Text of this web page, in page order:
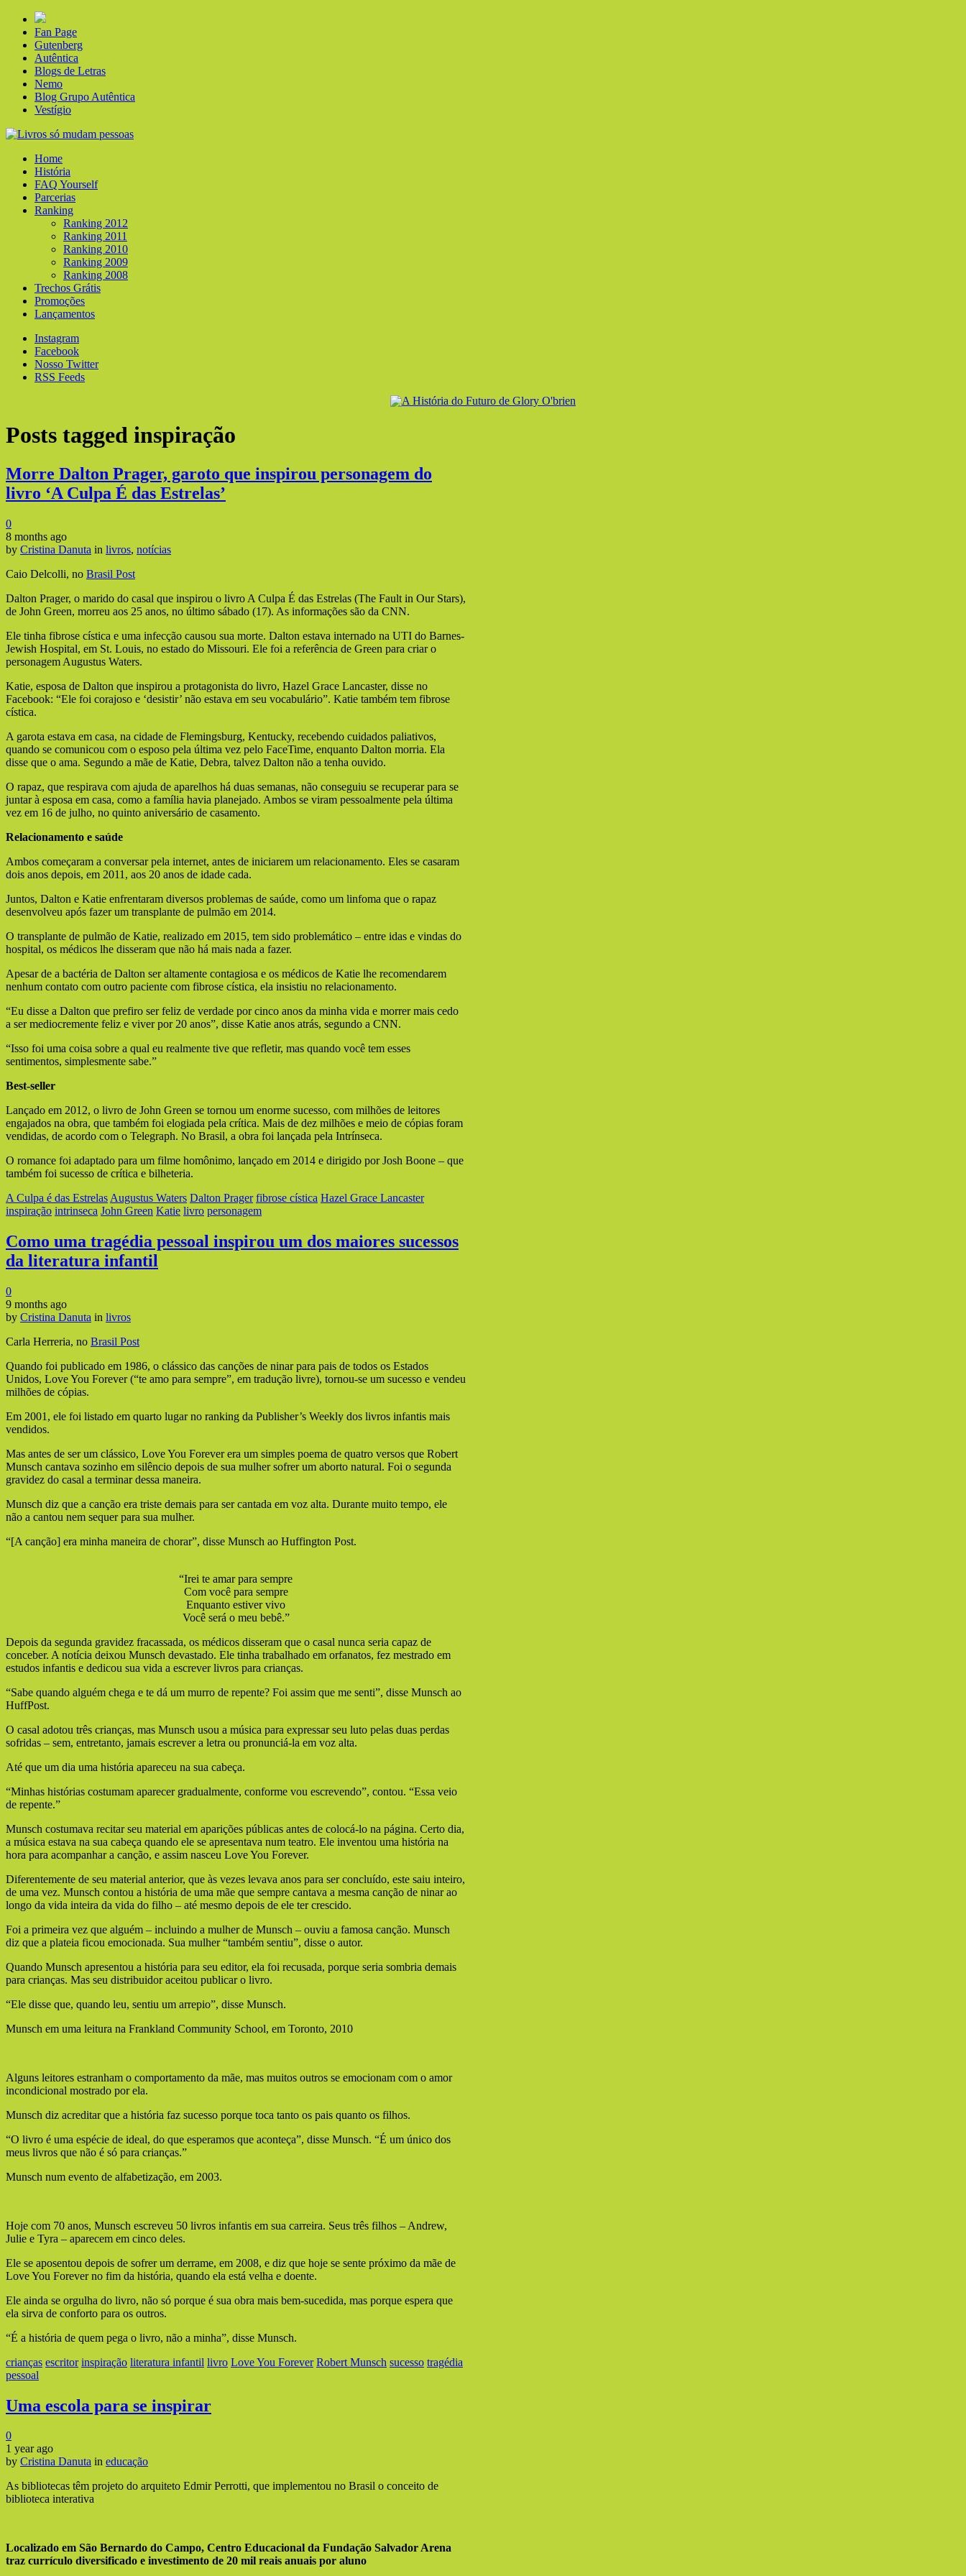
Fan Page
Gutenberg
Autêntica
Blogs de Letras
Nemo
Blog Grupo Autêntica
Vestígio
Home
História
FAQ Yourself
Parcerias
Ranking
Ranking 2012
Ranking 2011
Ranking 2010
Ranking 2009
Ranking 2008
Trechos Grátis
Promoções
Lançamentos
Instagram
Facebook
Nosso Twitter
RSS Feeds
Posts tagged inspiração
Morre Dalton Prager, garoto que inspirou personagem do
livro ‘A Culpa É das Estrelas’
0
8 months ago
by Cristina Danuta in livros, notícias
Caio Delcolli, no Brasil Post
Dalton Prager, o marido do casal que inspirou o livro A Culpa É das Estrelas (The Fault in Our Stars),
de John Green, morreu aos 25 anos, no último sábado (17). As informações são da CNN.
Ele tinha fibrose cística e uma infecção causou sua morte. Dalton estava internado na UTI do Barnes-
Jewish Hospital, em St. Louis, no estado do Missouri. Ele foi a referência de Green para criar o
personagem Augustus Waters.
Katie, esposa de Dalton que inspirou a protagonista do livro, Hazel Grace Lancaster, disse no
Facebook: “Ele foi corajoso e ‘desistir’ não estava em seu vocabulário”. Katie também tem fibrose
cística.
A garota estava em casa, na cidade de Flemingsburg, Kentucky, recebendo cuidados paliativos,
quando se comunicou com o esposo pela última vez pelo FaceTime, enquanto Dalton morria. Ela
disse que o ama. Segundo a mãe de Katie, Debra, talvez Dalton não a tenha ouvido.
O rapaz, que respirava com ajuda de aparelhos há duas semanas, não conseguiu se recuperar para se
juntar à esposa em casa, como a família havia planejado. Ambos se viram pessoalmente pela última
vez em 16 de julho, no quinto aniversário de casamento.
Relacionamento e saúde
Ambos começaram a conversar pela internet, antes de iniciarem um relacionamento. Eles se casaram
dois anos depois, em 2011, aos 20 anos de idade cada.
Juntos, Dalton e Katie enfrentaram diversos problemas de saúde, como um linfoma que o rapaz
desenvolveu após fazer um transplante de pulmão em 2014.
O transplante de pulmão de Katie, realizado em 2015, tem sido problemático – entre idas e vindas do
hospital, os médicos lhe disseram que não há mais nada a fazer.
Apesar de a bactéria de Dalton ser altamente contagiosa e os médicos de Katie lhe recomendarem
nenhum contato com outro paciente com fibrose cística, ela insistiu no relacionamento.
“Eu disse a Dalton que prefiro ser feliz de verdade por cinco anos da minha vida e morrer mais cedo
a ser mediocremente feliz e viver por 20 anos”, disse Katie anos atrás, segundo a CNN.
“Isso foi uma coisa sobre a qual eu realmente tive que refletir, mas quando você tem esses
sentimentos, simplesmente sabe.”
Best-seller
Lançado em 2012, o livro de John Green se tornou um enorme sucesso, com milhões de leitores
engajados na obra, que também foi elogiada pela crítica. Mais de dez milhões e meio de cópias foram
vendidas, de acordo com o Telegraph. No Brasil, a obra foi lançada pela Intrínseca.
O romance foi adaptado para um filme homônimo, lançado em 2014 e dirigido por Josh Boone – que
também foi sucesso de crítica e bilheteria.
A Culpa é das Estrelas Augustus Waters Dalton Prager fibrose cística Hazel Grace Lancaster
inspiração intrinseca John Green Katie livro personagem
Como uma tragédia pessoal inspirou um dos maiores sucessos
da literatura infantil
0
9 months ago
by Cristina Danuta in livros
Carla Herreria, no Brasil Post
Quando foi publicado em 1986, o clássico das canções de ninar para pais de todos os Estados
Unidos, Love You Forever (“te amo para sempre”, em tradução livre), tornou-se um sucesso e vendeu
milhões de cópias.
Em 2001, ele foi listado em quarto lugar no ranking da Publisher’s Weekly dos livros infantis mais
vendidos.
Mas antes de ser um clássico, Love You Forever era um simples poema de quatro versos que Robert
Munsch cantava sozinho em silêncio depois de sua mulher sofrer um aborto natural. Foi o segunda
gravidez do casal a terminar dessa maneira.
Munsch diz que a canção era triste demais para ser cantada em voz alta. Durante muito tempo, ele
não a cantou nem sequer para sua mulher.
“[A canção] era minha maneira de chorar”, disse Munsch ao Huffington Post.
“Irei te amar para sempre
Com você para sempre
Enquanto estiver vivo
Você será o meu bebê.”
Depois da segunda gravidez fracassada, os médicos disseram que o casal nunca seria capaz de
conceber. A notícia deixou Munsch devastado. Ele tinha trabalhado em orfanatos, fez mestrado em
estudos infantis e dedicou sua vida a escrever livros para crianças.
“Sabe quando alguém chega e te dá um murro de repente? Foi assim que me senti”, disse Munsch ao
HuffPost.
O casal adotou três crianças, mas Munsch usou a música para expressar seu luto pelas duas perdas
sofridas – sem, entretanto, jamais escrever a letra ou pronunciá-la em voz alta.
Até que um dia uma história apareceu na sua cabeça.
“Minhas histórias costumam aparecer gradualmente, conforme vou escrevendo”, contou. “Essa veio
de repente.”
Munsch costumava recitar seu material em aparições públicas antes de colocá-lo na página. Certo dia,
a música estava na sua cabeça quando ele se apresentava num teatro. Ele inventou uma história na
hora para acompanhar a canção, e assim nasceu Love You Forever.
Diferentemente de seu material anterior, que às vezes levava anos para ser concluído, este saiu inteiro,
de uma vez. Munsch contou a história de uma mãe que sempre cantava a mesma canção de ninar ao
longo da vida inteira da vida do filho – até mesmo depois de ele ter crescido.
Foi a primeira vez que alguém – incluindo a mulher de Munsch – ouviu a famosa canção. Munsch
diz que a plateia ficou emocionada. Sua mulher “também sentiu”, disse o autor.
Quando Munsch apresentou a história para seu editor, ela foi recusada, porque seria sombria demais
para crianças. Mas seu distribuidor aceitou publicar o livro.
“Ele disse que, quando leu, sentiu um arrepio”, disse Munsch.
Munsch em uma leitura na Frankland Community School, em Toronto, 2010
Alguns leitores estranham o comportamento da mãe, mas muitos outros se emocionam com o amor
incondicional mostrado por ela.
Munsch diz acreditar que a história faz sucesso porque toca tanto os pais quanto os filhos.
“O livro é uma espécie de ideal, do que esperamos que aconteça”, disse Munsch. “É um único dos
meus livros que não é só para crianças.”
Munsch num evento de alfabetização, em 2003.
Hoje com 70 anos, Munsch escreveu 50 livros infantis em sua carreira. Seus três filhos – Andrew,
Julie e Tyra – aparecem em cinco deles.
Ele se aposentou depois de sofrer um derrame, em 2008, e diz que hoje se sente próximo da mãe de
Love You Forever no fim da história, quando ela está velha e doente.
Ele ainda se orgulha do livro, não só porque é sua obra mais bem-sucedida, mas porque espera que
ela sirva de conforto para os outros.
“É a história de quem pega o livro, não a minha”, disse Munsch.
crianças escritor inspiração literatura infantil livro Love You Forever Robert Munsch sucesso tragédia
pessoal
Uma escola para se inspirar
0
1 year ago
by Cristina Danuta in educação
As bibliotecas têm projeto do arquiteto Edmir Perrotti, que implementou no Brasil o conceito de
biblioteca interativa
Localizado em São Bernardo do Campo, Centro Educacional da Fundação Salvador Arena
traz currículo diversificado e investimento de 20 mil reais anuais por aluno